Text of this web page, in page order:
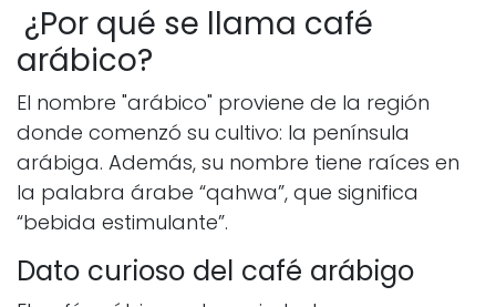
¿Por qué se llama café
arábico?
El nombre "arábico" proviene de la región
donde comenzó su cultivo: la península
arábiga. Además, su nombre tiene raíces en
la palabra árabe “qahwa”, que significa
“bebida estimulante”.
Dato curioso del café arábigo